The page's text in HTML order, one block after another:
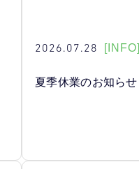
2026.07.28 [INFO]
夏季休業のお知らせ